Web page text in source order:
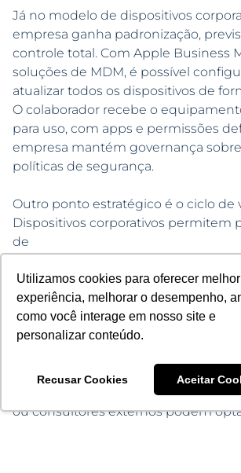
Utilizamos cookies para oferecer melhor
experiência, melhorar o desempenho,
como você interage em nosso site e
personalizar conteúdo.
Recusar Cookies Aceitar
Já no modelo de dispositivos
empresa ganha padronização,
controle total. Com Apple Business
soluções de MDM, é possível
atualizar todos os dispositivos de
O colaborador recebe o
para uso, com apps e permissões
empresa mantém governança
políticas de segurança.
Outro ponto estratégico é o ciclo de
Dispositivos corporativos permitem
de
patrimonial. No longo prazo, isso
positivamente o custo total de
imprevistos.
empresas. Organizações com
ou consultores externos podem